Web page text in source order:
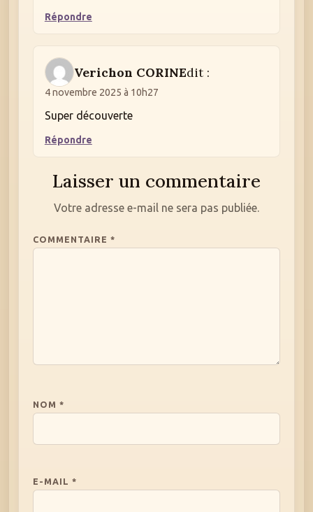
Répondre
Verichon CORINEdit :
4 novembre 2025 à 10h27
Super découverte
Répondre
Laisser un commentaire
Votre adresse e-mail ne sera pas publiée.
COMMENTAIRE *
NOM *
E-MAIL *